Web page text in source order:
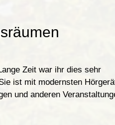
Zeit war ihr dies sehr
ist mit modernsten
und anderen